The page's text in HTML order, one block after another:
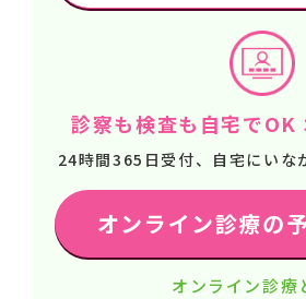
診察も検査も自宅でOK
24時間365日受付、自宅にいな
オンライン診療の
オンライン診療